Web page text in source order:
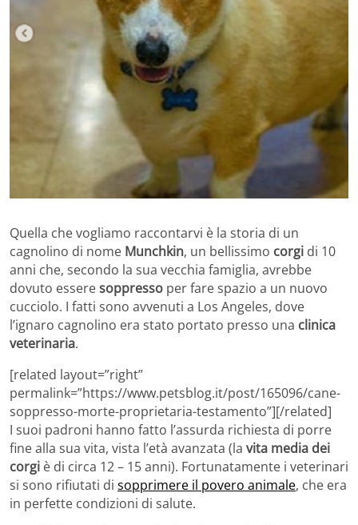
Quella che vogliamo raccontarvi è la storia di un
cagnolino di nome Munchkin, un bellissimo corgi di 10
anni che, secondo la sua vecchia famiglia, avrebbe
dovuto esseresoppresso per fare spazio a un nuovo
cucciolo. I fatti sono avvenuti a Los Angeles, dove
l’ignaro cagnolino era stato portato presso una clinica
veterinaria.
[related layout=”right”
permalink=”https://www.petsblog.it/post/165096/cane-
soppresso-morte-proprietaria-testamento”][/related]
I suoi padroni hanno fatto l’assurda richiesta di porre
fine alla sua vita, vista l’età avanzata (la vita media dei
corgi è di circa 12 – 15 anni). Fortunatamente i veterinari
si sono rifiutati di sopprimere il povero animale, che era
in perfette condizioni di salute.